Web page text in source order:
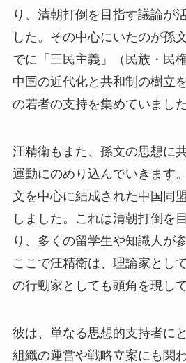
り、清朝打倒を目指す議論が
した。その中心にいたのが孫
でに「三民主義」（民族・民
中国の近代化と共和制の樹立
の若者の支持を集めていました
汪精衛もまた、孫文の思想に
運動にのめり込んでいきます
文を中心に結成された中国同
しました。これは清朝打倒を
り、多くの留学生や知識人が
ここで汪精衛は、理論家とし
の行動家としても頭角を現し
彼は、単なる思想的支持者に
組織の運営や戦略立案にも関